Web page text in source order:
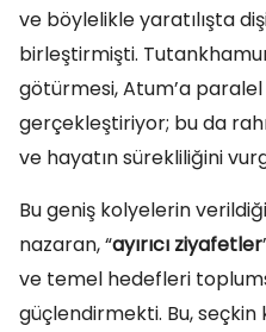
ve böylelikle yaratılışta
birleştirmişti.
götürmesi, Atum’a
gerçekleştiriyor; bu da
ve hayatın sürekliliğini
Bu geniş kolyelerin
nazaran, “ayırıcı ziyafetler
ve temel hedefleri
güçlendirmekti. Bu, seçkin